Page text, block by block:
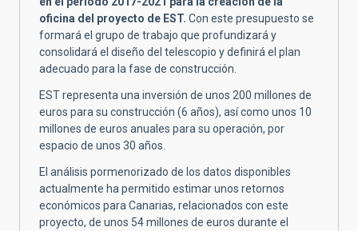
oficina del proyecto de EST. Con este presupuesto se
formará el grupo de trabajo que profundizará y
consolidará el diseño del telescopio y definirá el plan
adecuado para la fase de construcción.
EST representa una inversión de unos 200 millones de
euros para su construcción (6 años), así como unos 10
millones de euros anuales para su operación, por
espacio de unos 30 años.
El análisis pormenorizado de los datos disponibles
actualmente ha permitido estimar unos retornos
económicos para Canarias, relacionados con este
proyecto, de unos 54 millones de euros durante el